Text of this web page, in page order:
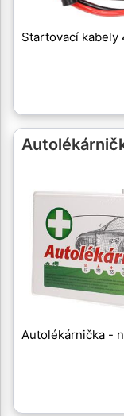
Startovací kabely
Autolékárnička -